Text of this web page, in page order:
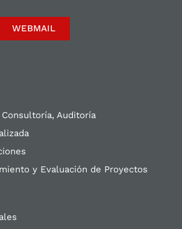
WEBMAIL
Auditoría
y Evaluación de Proyectos